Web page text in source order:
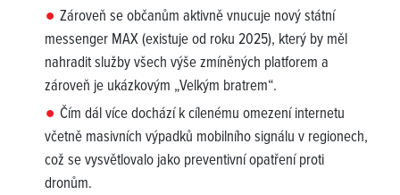
Zároveň se občanům aktivně vnucuje nový státní
messenger MAX (existuje od roku 2025), který by měl
nahradit služby všech výše zmíněných platforem a
zároveň je ukázkovým „Velkým bratrem“.
Čím dál více dochází k cílenému omezení internetu
včetně masivních výpadků mobilního signálu v regionech,
což se vysvětlovalo jako preventivní opatření proti
dronům.